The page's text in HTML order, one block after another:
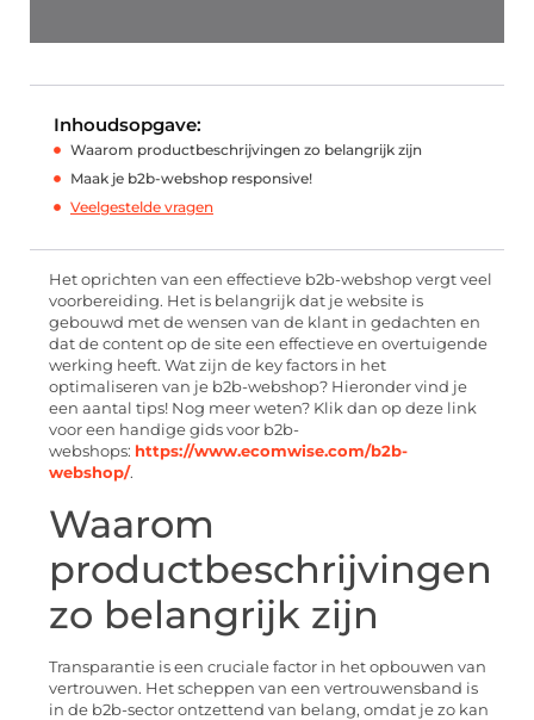
Inhoudsopgave:
Waarom productbeschrijvingen zo belangrijk zijn
Maak je b2b-webshop responsive!
Veelgestelde vragen
Het oprichten van een effectieve b2b-webshop vergt veel
voorbereiding. Het is belangrijk dat je website is
gebouwd met de wensen van de klant in gedachten en
dat de content op de site een effectieve en overtuigende
werking heeft. Wat zijn de key factors in het
optimaliseren van je b2b-webshop? Hieronder vind je
een aantal tips! Nog meer weten? Klik dan op deze link
voor een handige gids voor b2b-
webshops: https://www.ecomwise.com/b2b-
webshop/.
Waarom
productbeschrijvingen
zo belangrijk zijn
Transparantie is een cruciale factor in het opbouwen van
vertrouwen. Het scheppen van een vertrouwensband is
in de b2b-sector ontzettend van belang, omdat je zo kan